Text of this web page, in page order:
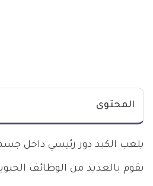
المحتوى
يلعب الكبد دور رئيسي داخل
يقوم بالعديد من الوظائف